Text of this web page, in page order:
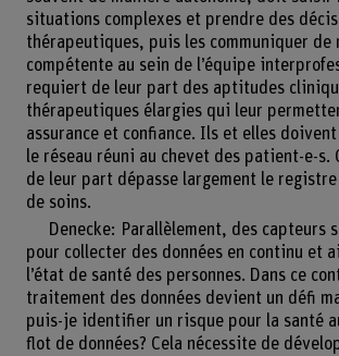
situations complexes et prendre des
thérapeutiques, puis les communiquer de
compétente au sein de l’équipe
requiert de leur part des aptitudes
thérapeutiques élargies qui leur
assurance et confiance. Ils et elles
le réseau réuni au chevet des patient-e-s.
de leur part dépasse largement le
de soins.
Denecke: Parallèlement, des capteurs
pour collecter des données en continu et
l’état de santé des personnes. Dans ce
traitement des données devient un défi
puis-je identifier un risque pour la santé
flot de données? Cela nécessite de